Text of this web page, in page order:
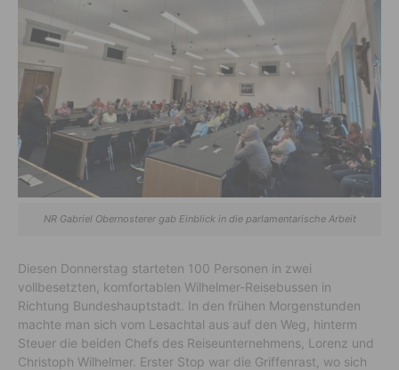
NR Gabriel Obernosterer gab Einblick in die parlamentarische Arbeit
Diesen Donnerstag starteten 100 Personen in zwei
vollbesetzten, komfortablen Wilhelmer-Reisebussen in
Richtung Bundeshauptstadt. In den frühen Morgenstunden
machte man sich vom Lesachtal aus auf den Weg, hinterm
Steuer die beiden Chefs des Reiseunternehmens, Lorenz und
Christoph Wilhelmer. Erster Stop war die Griffenrast, wo sich